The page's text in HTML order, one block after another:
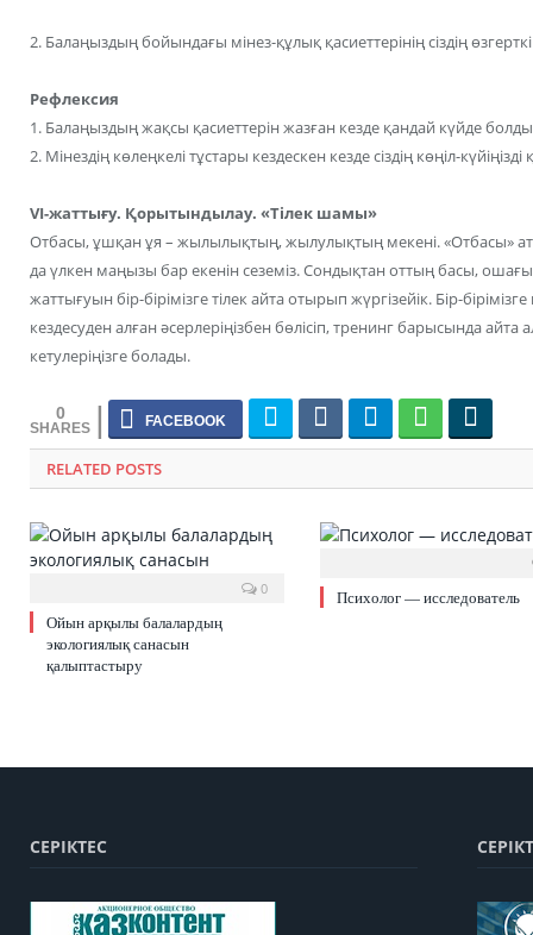
2. Балаңыздың бойындағы мінез-құлық қасиеттерінің сіздің
Рефлексия
1. Балаңыздың жақсы қасиеттерін жазған кезде қандай күйде
2. Мінездің көлеңкелі тұстары кездескен кезде сіздің көңіл-
VІ-жаттығу. Қорытындылау. «Тілек шамы»
Отбасы, ұшқан ұя – жылылықтың, жылулықтың мекені. «Отбасы»
да үлкен маңызы бар екенін сеземіз. Сондықтан оттың басы,
жаттығуын бір-бірімізге тілек айта отырып жүргізейік. Бір-
кездесуден алған әсерлеріңізбен бөлісіп, тренинг барысында
кетулеріңізге болады.
0
RELATED POSTS
0
Ойын арқылы балалардың
экологиялық санасын
қалыптастыру
Психолог — исследователь
СЕРІКТЕС